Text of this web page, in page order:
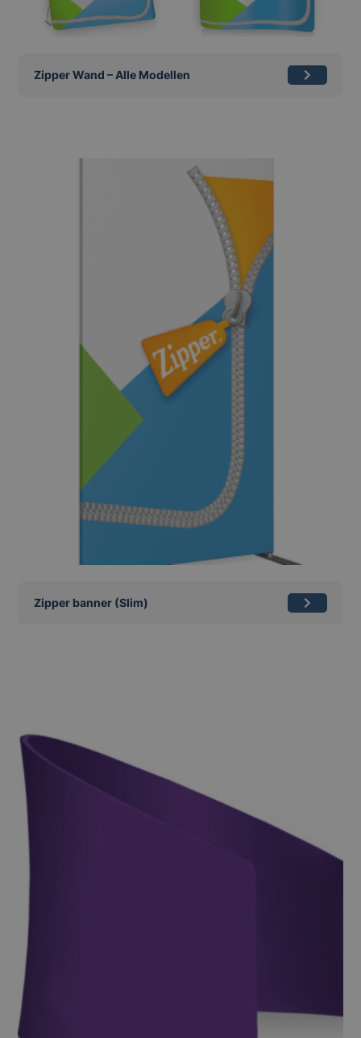
Zipper Wand – Alle Modellen
Zipper banner (Slim)